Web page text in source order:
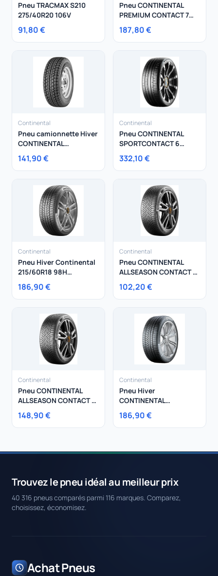
Pneu TRACMAX S210
275/40R20 106V
91,80 €
Pneu CONTINENTAL
PREMIUM CONTACT 7
245/45R19 98W
187,80 €
Continental
Pneu camionnette Hiver
CONTINENTAL
195/65R16 104T
VancoWinterContact
141,90 €
Continental
Pneu CONTINENTAL
SPORTCONTACT 6
285/35R22 106H
332,10 €
Continental
Pneu Hiver Continental
215/60R18 98H
WinterContact TS 870 P
186,90 €
Continental
Pneu CONTINENTAL
ALLSEASON CONTACT 2
185/60R15 88V
102,20 €
Continental
Pneu CONTINENTAL
ALLSEASON CONTACT 2
225/60R16 102W
148,90 €
Continental
Pneu Hiver
CONTINENTAL
235/65R18 110H
WinterContact TS 850 P
XL
186,90 €
Trouvez le pneu idéal au meilleur prix
40 316 pneus comparés parmi 116 marques. Comparez,
choisissez, économisez.
Achat Pneus